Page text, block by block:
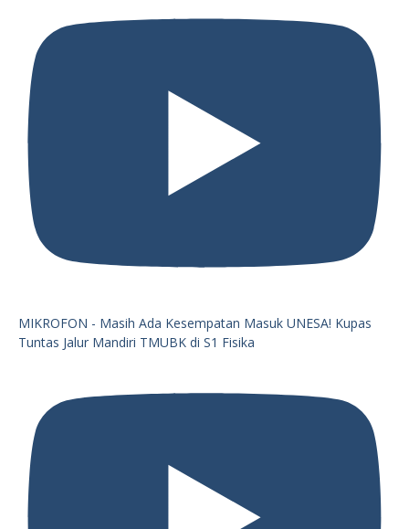
MIKROFON - Masih Ada Kesempatan Masuk UNESA! Kupas
Tuntas Jalur Mandiri TMUBK di S1 Fisika